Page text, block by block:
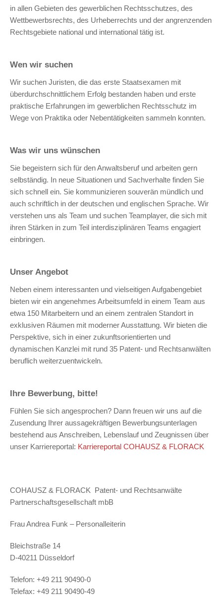
in allen Gebieten des gewerblichen Rechtsschutzes, des
Wettbewerbsrechts, des Urheberrechts und der angrenzenden
Rechtsgebiete national und international tätig ist.
Wen wir suchen
Wir suchen Juristen, die das erste Staatsexamen mit
überdurchschnittlichem Erfolg bestanden haben und erste
praktische Erfahrungen im gewerblichen Rechtsschutz im
Wege von Praktika oder Nebentätigkeiten sammeln konnten.
Was wir uns wünschen
Sie begeistern sich für den Anwaltsberuf und arbeiten gern
selbständig. In neue Situationen und Sachverhalte finden Sie
sich schnell ein. Sie kommunizieren souverän mündlich und
auch schriftlich in der deutschen und englischen Sprache. Wir
verstehen uns als Team und suchen Teamplayer, die sich mit
ihren Stärken in zum Teil interdisziplinären Teams engagiert
einbringen.
Unser Angebot
Neben einem interessanten und vielseitigen Aufgabengebiet
bieten wir ein angenehmes Arbeitsumfeld in einem Team aus
etwa 150 Mitarbeitern und an einem zentralen Standort in
exklusiven Räumen mit moderner Ausstattung. Wir bieten die
Perspektive, sich in einer zukunftsorientierten und
dynamischen Kanzlei mit rund 35 Patent- und Rechtsanwälten
beruflich weiterzuentwickeln.
Ihre Bewerbung, bitte!
Fühlen Sie sich angesprochen? Dann freuen wir uns auf die
Zusendung Ihrer aussagekräftigen Bewerbungsunterlagen
bestehend aus Anschreiben, Lebenslauf und Zeugnissen über
unser Karriereportal: Karriereportal COHAUSZ & FLORACK
COHAUSZ & FLORACK Patent- und Rechtsanwälte
Partnerschaftsgesellschaft mbB
Frau Andrea Funk – Personalleiterin
Bleichstraße 14
D-40211 Düsseldorf
Telefon: +49 211 90490-0
Telefax: +49 211 90490-49